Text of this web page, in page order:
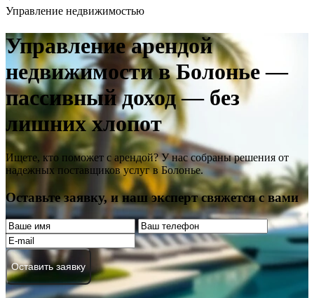
Управление недвижимостью
Управление арендой
недвижимости в Болонье —
пассивный доход — без
лишних хлопот
Ищете, кто поможет с арендой? У нас собраны решения от
надежных поставщиков услуг в Болонье.
Оставьте заявку, и наш эксперт свяжется с вами
Оставить заявку